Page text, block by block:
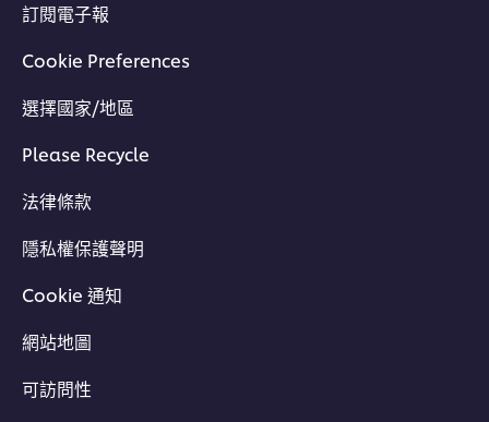
訂閱電子報
Cookie Preferences
選擇國家/地區
Please Recycle
法律條款
隱私權保護聲明
Cookie 通知
網站地圖
可訪問性